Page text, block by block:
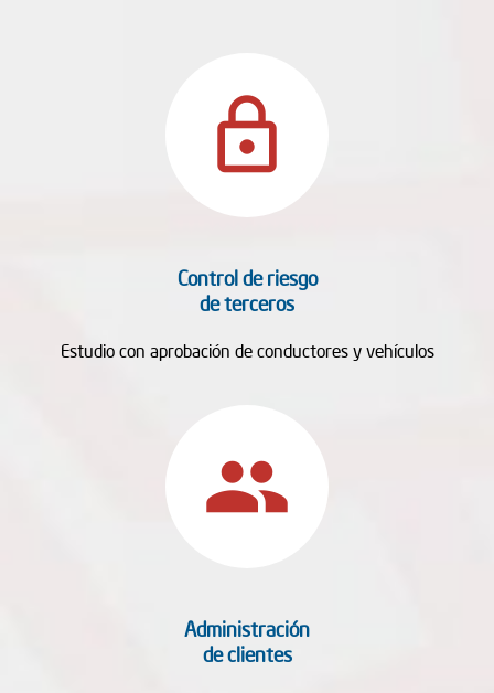
lock_outline
Control de riesgo
de terceros
Estudio con aprobación de conductores y vehículos
people
Administración
de clientes